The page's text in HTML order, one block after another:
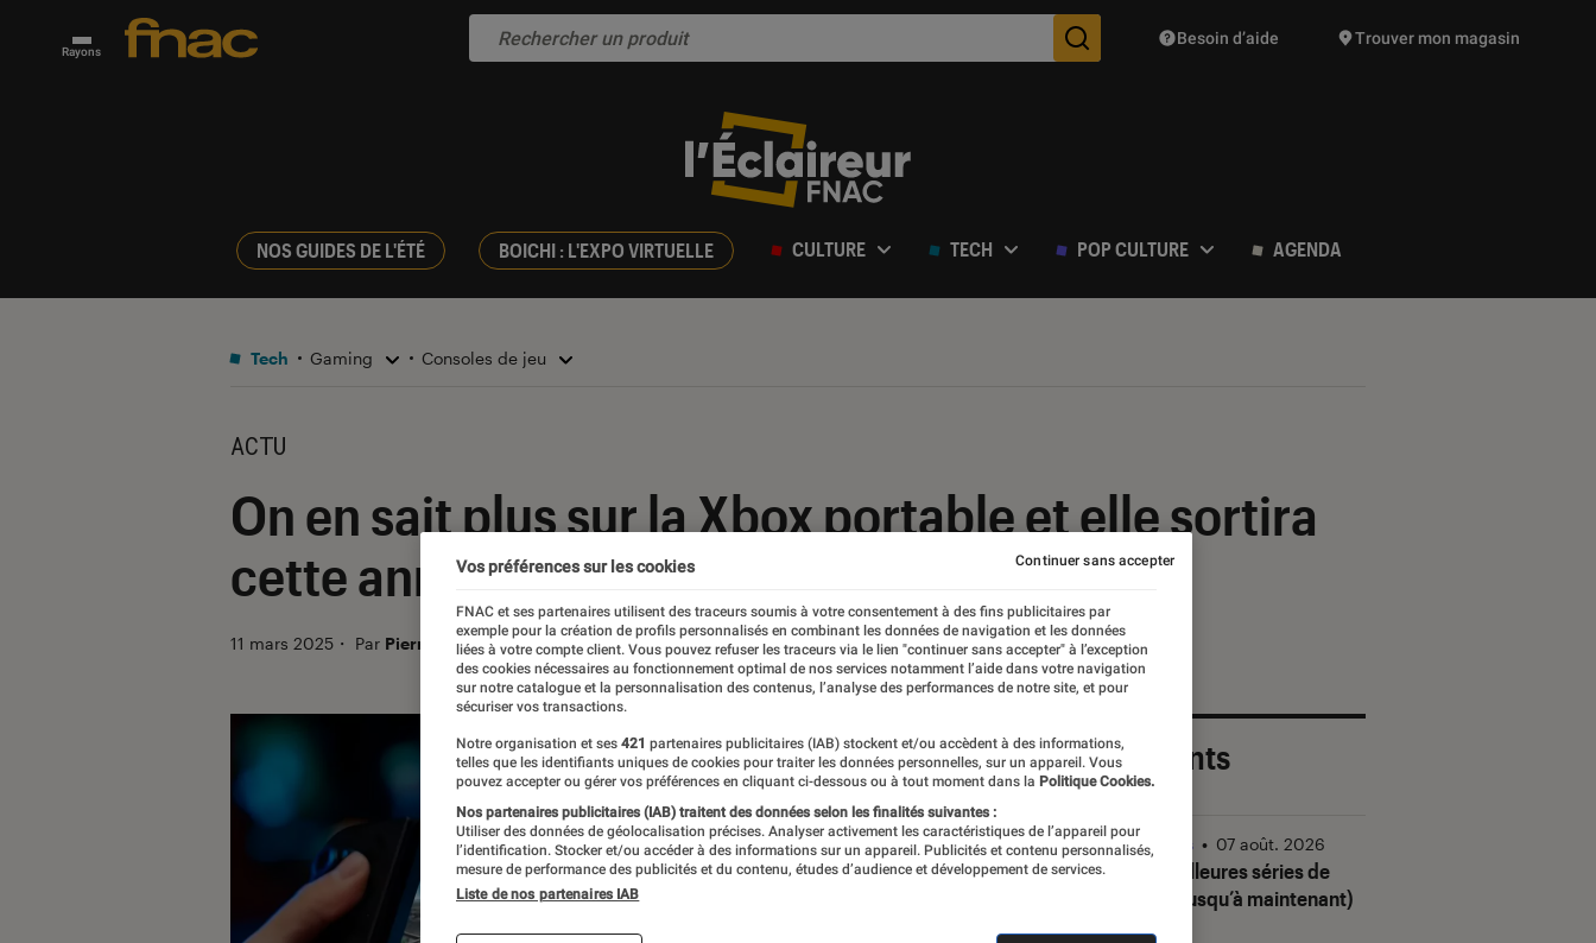
Rayons Des suggestions de produits vont vous être proposées
Besoin d’aide Trouver mon magasin
NOS GUIDES DE L'ÉTÉ BOICHI : L'EXPO VIRTUELLE CULTURE TECH POP CULTURE AGENDA
Tech Gaming Consoles de jeu
ACTU
On en sait plus sur la Xbox portable et elle sortira
cette année !
11 mars 2025 ・ Par Pierre Crochart
Les plus récents
Les meilleures séries de
2026 (jusqu’à maintenant)
Séries • 07 août. 2026
Vos préférences sur les cookies
FNAC et ses partenaires utilisent des traceurs soumis à votre consentement à des fins publicitaires par
exemple pour la création de profils personnalisés en combinant les données de navigation et les données
liées à votre compte client. Vous pouvez refuser les traceurs via le lien "continuer sans accepter" à l’exception
des cookies nécessaires au fonctionnement optimal de nos services notamment l’aide dans votre navigation
sur notre catalogue et la personnalisation des contenus, l’analyse des performances de notre site, et pour
sécuriser vos transactions.
Notre organisation et ses 421 partenaires publicitaires (IAB) stockent et/ou accèdent à des informations,
telles que les identifiants uniques de cookies pour traiter les données personnelles, sur un appareil. Vous
pouvez accepter ou gérer vos préférences en cliquant ci-dessous ou à tout moment dans la Politique Cookies.
Nos partenaires publicitaires (IAB) traitent des données selon les finalités suivantes :
Utiliser des données de géolocalisation précises. Analyser activement les caractéristiques de l’appareil pour
l’identification. Stocker et/ou accéder à des informations sur un appareil. Publicités et contenu personnalisés,
mesure de performance des publicités et du contenu, études d’audience et développement de services.
Liste de nos partenaires IAB
Continuer sans accepter